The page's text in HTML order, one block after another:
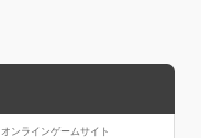
オンラインゲームサイト